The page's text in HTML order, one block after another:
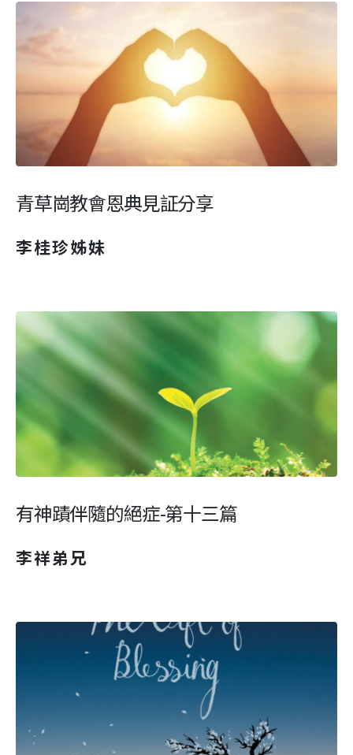
青草崗教會恩典見証分享
李桂珍姊妹
有神蹟伴隨的絕症-第十三篇
李祥弟兄